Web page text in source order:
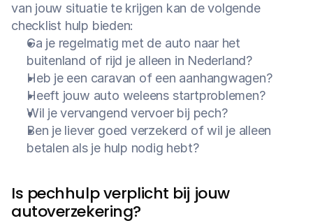
van jouw situatie te krijgen kan de volgende
checklist hulp bieden:
Ga je regelmatig met de auto naar het
buitenland of rijd je alleen in Nederland?
Heb je een caravan of een aanhangwagen?
Heeft jouw auto weleens startproblemen?
Wil je vervangend vervoer bij pech?
Ben je liever goed verzekerd of wil je alleen
betalen als je hulp nodig hebt?
Is pechhulp verplicht bij jouw
autoverzekering?